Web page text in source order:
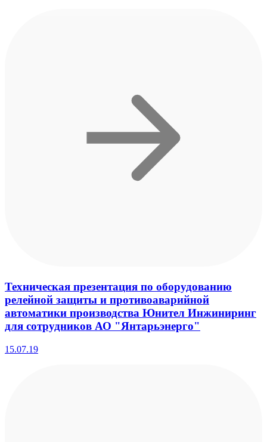
Техническая презентация по оборудованию
релейной защиты и противоаварийной
автоматики производства Юнител Инжиниринг
для сотрудников АО "Янтарьэнерго"
15.07.19